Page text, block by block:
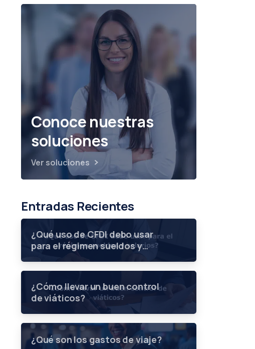
Conoce nuestras
soluciones
Ver soluciones
Entradas Recientes
¿Qué uso de CFDI debo usar
para el régimen sueldos y
¿Cómo llevar un buen control
de viáticos?
¿Qué son los gastos de viaje?